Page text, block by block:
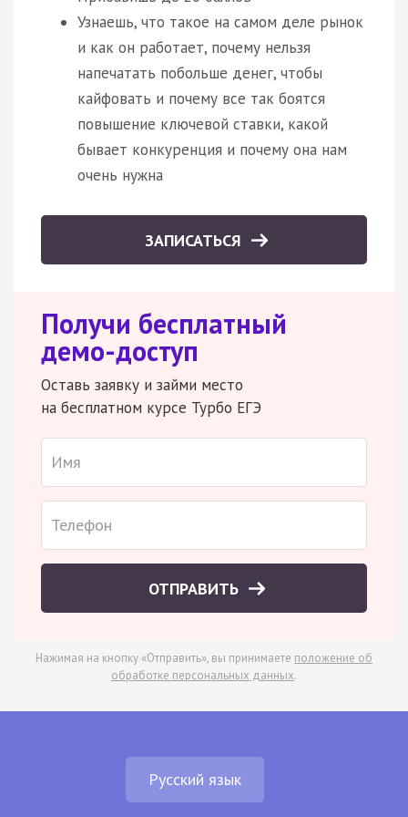
Узнаешь, что такое на самом деле рынок
и как он работает, почему нельзя
напечатать побольше денег, чтобы
кайфовать и почему все так боятся
повышение ключевой ставки, какой
бывает конкуренция и почему она нам
очень нужна
ЗАПИСАТЬСЯ
Получи бесплатный
демо-доступ
Оставь заявку и займи место
на бесплатном курсе Турбо ЕГЭ
ОТПРАВИТЬ
Нажимая на кнопку «Отправить», вы принимаете положение об
обработке персональных данных.
Русский язык